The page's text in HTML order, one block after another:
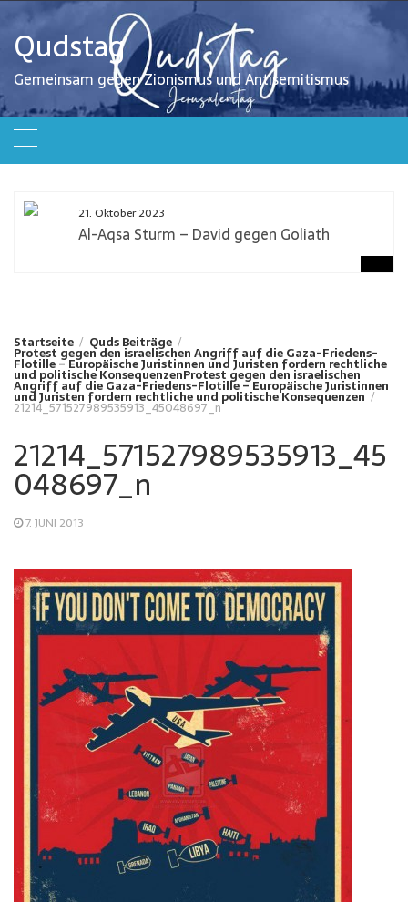
Zum
Inhalt
springen
Qudstag
Gemeinsam gegen Zionismus und Antisemitismus
21. Oktober 2023
Al-Aqsa Sturm – David gegen Goliath
Startseite Quds Beiträge
Protest gegen den israelischen Angriff auf die Gaza-Friedens-
Flotille – Europäische Juristinnen und Juristen fordern rechtliche
und politische KonsequenzenProtest gegen den israelischen
Angriff auf die Gaza-Friedens-Flotille – Europäische Juristinnen
und Juristen fordern rechtliche und politische Konsequenzen
21214_571527989535913_45048697_n
21214_571527989535913_45
048697_n
7. JUNI 2013